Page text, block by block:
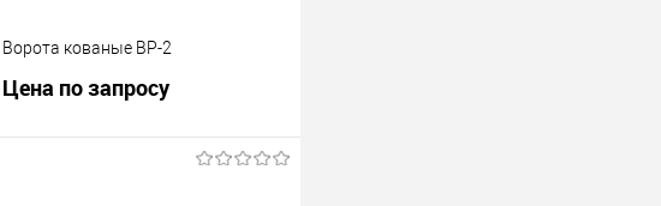
Ворота кованые ВР-2
Цена по запросу
Запросить цену